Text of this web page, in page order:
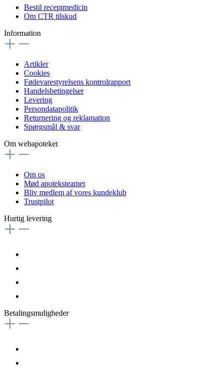
Bestil receptmedicin
Om CTR tilskud
Information
Artikler
Cookies
Fødevarestyrelsens kontrolrapport
Handelsbetingelser
Levering
Persondatapolitik
Returnering og reklamation
Spørgsmål & svar
Om webapoteket
Om os
Mød apoteksteamet
Bliv medlem af vores kundeklub
Trustpilot
Hurtig levering
Betalingsmuligheder